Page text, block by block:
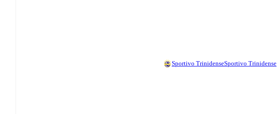
Sportivo TrinidenseSportivo Trinidense